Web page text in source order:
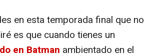
en esta temporada final que no
es que cuando tienes un
en Batman ambientado en el